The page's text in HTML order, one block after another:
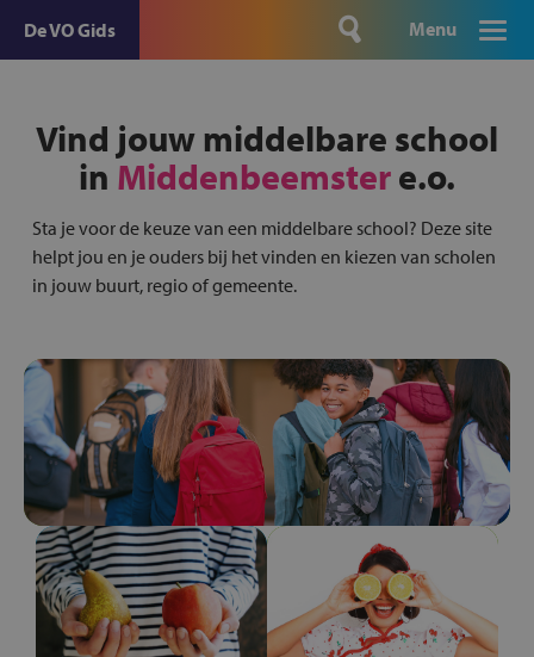
De VO Gids Menu
Vind jouw middelbare school
in Middenbeemstere.o.
Sta je voor de keuze van een middelbare school? Deze site
helpt jou en je ouders bij het vinden en kiezen van scholen
in jouw buurt, regio of gemeente.